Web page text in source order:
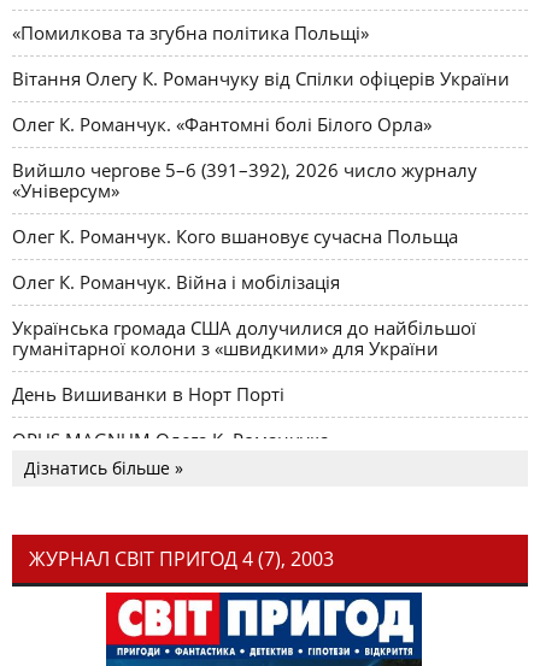
«Помилкова та згубна політика Польщі»
Вітання Олегу К. Романчуку від Спілки офіцерів України
Олег К. Романчук. «Фантомні болі Білого Орла»
Вийшло чергове 5–6 (391–392), 2026 число журналу
«Універсум»
Олег К. Романчук. Кого вшановує сучасна Польща
Олег К. Романчук. Війна і мобілізація
Українська громада США долучилися до найбільшої
гуманітарної колони з «швидкими» для України
День Вишиванки в Норт Порті
OPUS MAGNUM Олега К. Романчука
Дізнатись більше »
ЖУРНАЛ СВІТ ПРИГОД 4 (7), 2003